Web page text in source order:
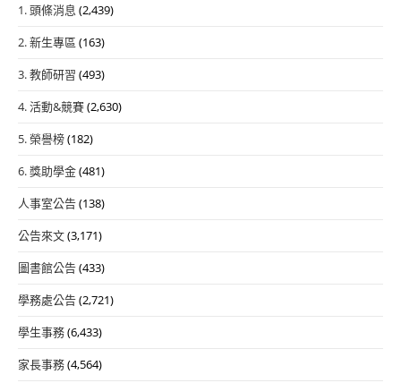
1. 頭條消息 (2,439)
2. 新生專區 (163)
3. 教師研習 (493)
4. 活動&競賽(2,630)
5. 榮譽榜(182)
6. 獎助學金(481)
人事室公告(138)
公告來文(3,171)
圖書館公告(433)
學務處公告(2,721)
學生事務(6,433)
家長事務(4,564)